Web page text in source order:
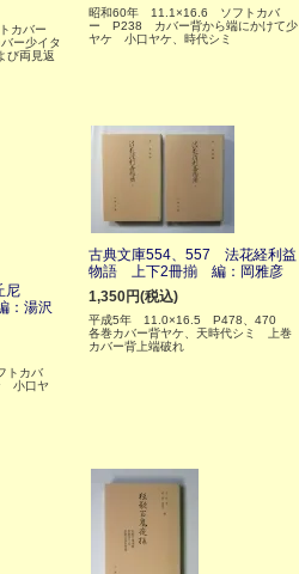
カバー
ー少イタ
び両見返
昭和60年 11.1×16.6 ソフトカバ
ー P238 カバー背から端にかけて少
ヤケ 小口ヤケ、時代シミ
尼
：湯沢
カバ
小口ヤ
古典文庫554、557 法花経利益
物語 上下2冊揃 編：岡雅彦
1,350円(税込)
平成5年 11.0×16.5 P478、470
各巻カバー背ヤケ、天時代シミ 上巻
カバー背上端破れ